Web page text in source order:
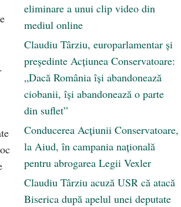
eliminare a unui clip video din
mediul online
Claudiu Târziu, europarlamentar și
președinte Acțiunea Conservatoare:
„Dacă România își abandonează
ciobanii, își abandonează o parte
din suflet”
Conducerea Acțiunii Conservatoare,
la Aiud, în campania națională
pentru abrogarea Legii Vexler
Claudiu Târziu acuză USR că atacă
Biserica după apelul unei deputate